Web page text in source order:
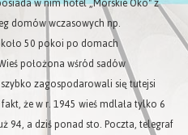
domów wczasowych np.
50 pokoi po domach
położona wśród sadów
zagospodarowali się tutejsi
że w r. 1945 wieś mdlała tylko 6
94, a dziś ponad sto. Poczta, telegraf